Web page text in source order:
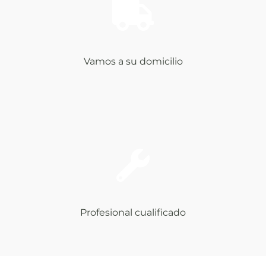
Vamos a su domicilio
Profesional cualificado